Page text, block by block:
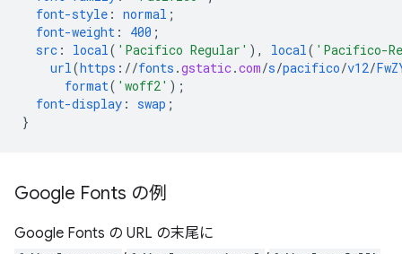
font-style : normal ;
font-weight : 400 ;
src : local ( 'Pacifico Regular' ), local ( 'Pacifico-
url (https ://fonts .gstatic.com/s/pacifico/v12/
format( 'woff2' );
font-display : swap ;
}
Google Fonts の例
Google Fonts の URL の末尾に